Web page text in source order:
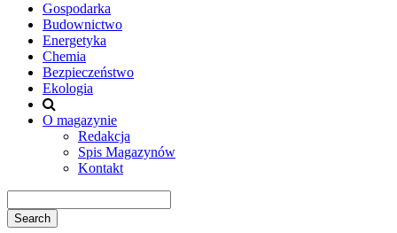
Gospodarka
Budownictwo
Energetyka
Chemia
Bezpieczeństwo
Ekologia
O magazynie
Redakcja
Spis Magazynów
Kontakt